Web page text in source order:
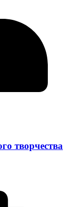
творчества